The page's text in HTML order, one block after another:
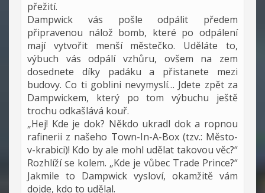
přežití.
Dampwick vás pošle odpálit předem
připravenou nálož bomb, které po odpálení
mají vytvořit menší městečko. Uděláte to,
výbuch vás odpálí vzhůru, ovšem na zem
dosednete díky padáku a přistanete mezi
budovy. Co ti goblini nevymyslí… Jdete zpět za
Dampwickem, který po tom výbuchu ještě
trochu odkašlává kouř.
„Hej! Kde je dok? Někdo ukradl dok a ropnou
rafinerii z našeho Town-In-A-Box (tzv.: Město-
v-krabici)! Kdo by ale mohl udělat takovou věc?“
Rozhlíží se kolem. „Kde je vůbec Trade Prince?“
Jakmile to Dampwick vysloví, okamžitě vám
dojde, kdo to udělal.